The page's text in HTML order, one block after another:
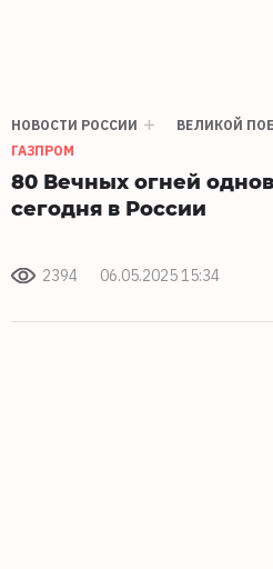
НОВОСТИ РОССИИ
ВЕЛИКОЙ
ГАЗПРОМ
80 Вечных огней
сегодня в России
2394 06.05.2025 15:34